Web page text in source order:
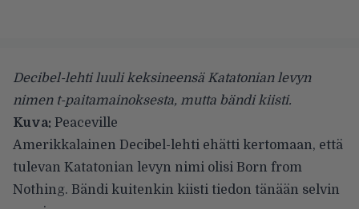
Decibel-lehti luuli keksineensä Katatonian levyn
nimen t-paitamainoksesta, mutta bändi kiisti.
Kuva: Peaceville
Amerikkalainen Decibel-lehti ehätti kertomaan, että
tulevan Katatonian levyn nimi olisi Born from
Nothing. Bändi kuitenkin kiisti tiedon tänään selvin